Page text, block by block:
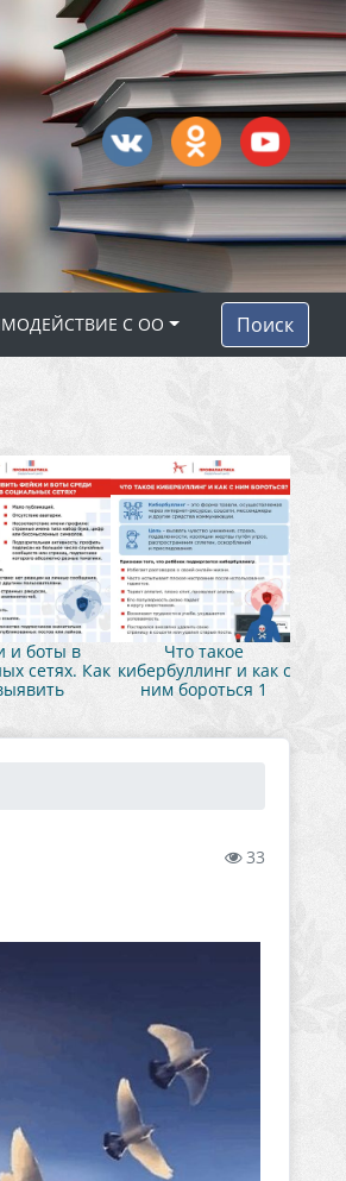
С ОО Поиск
и боты в
сетях. Как
Что такое
кибербуллинг и как с
ним бороться 1
33